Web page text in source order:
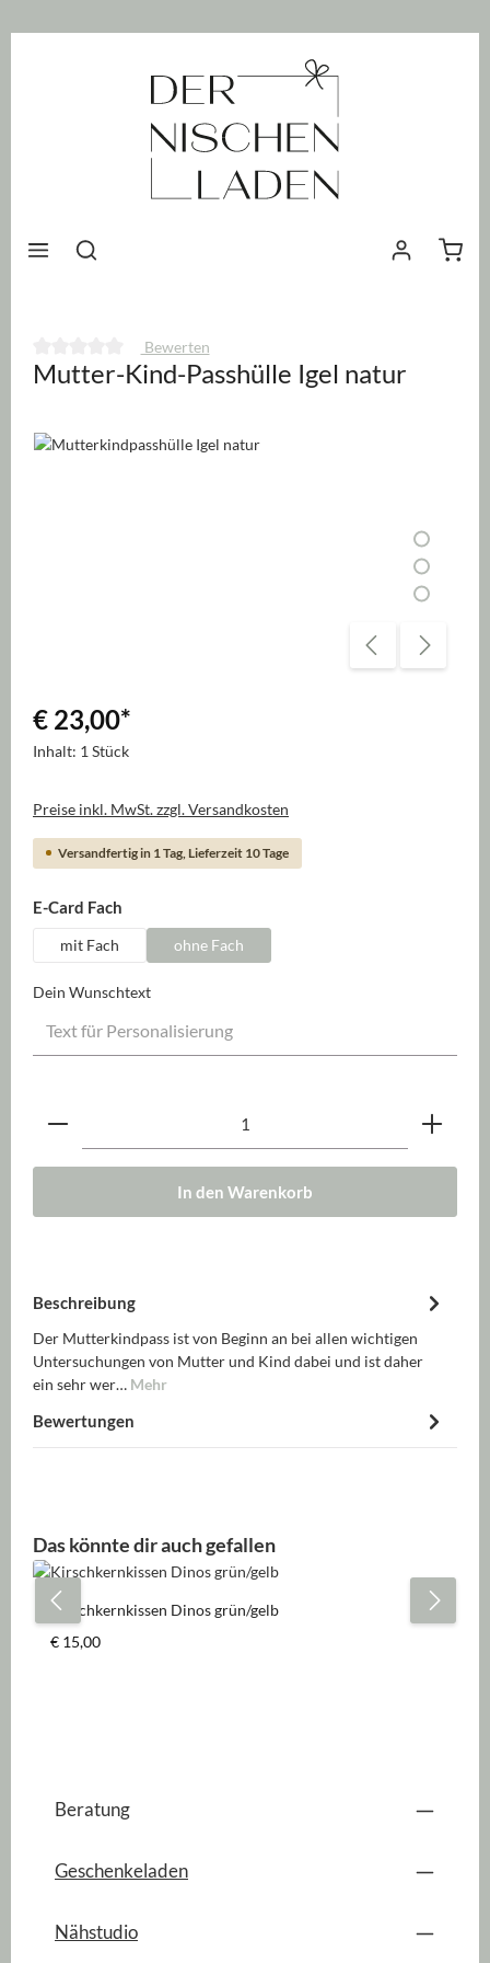
Durchschnittliche Bewertung von 0 von 5 Sternen
Bewerten
Mutter-Kind-Passhülle Igel natur
Bildergalerie überspringen
€ 23,00*
Inhalt: 1 Stück
Preise inkl. MwSt. zzgl. Versandkosten
Versandfertig in 1 Tag, Lieferzeit 10 Tage
E-Card Fach
mit Fach ohne Fach
Dein Wunschtext
Produkt Anzahl: Gib den gewünschten Wert ein
In den Warenkorb
Beschreibung
Der Mutterkindpass ist von Beginn an bei allen wichtigen
Untersuchungen von Mutter und Kind dabei und ist daher
ein sehr wer… Mehr
Bewertungen
Produktgalerie überspringen
Das könnte dir auch gefallen
Kirschkernkissen Dinos grün/gelb
Regulärer Preis:
€ 15,00
Beratung
Geschenkeladen
Nähstudio